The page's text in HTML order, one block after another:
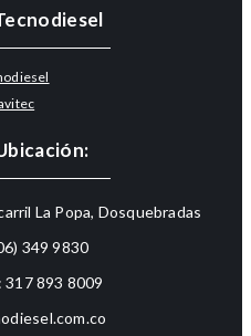
La Popa, Dosquebradas
349 9830
893 8009